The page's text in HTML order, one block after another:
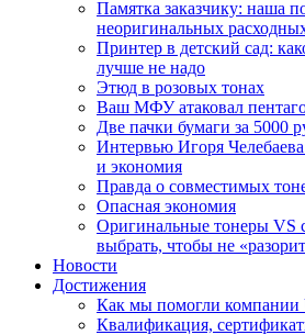
Памятка заказчику: наша
неоригинальных
Принтер в детский сад:
лучше не надо
Этюд в розовых тонах
Ваш МФУ атаковал
Две пачки бумаги за 5000
Интервью Игоря
и экономия
Правда о совместимых
Опасная экономия
Оригинальные тонеры VS
выбрать, чтобы не
Новости
Достижения
Как мы помогли компании
Квалификация,